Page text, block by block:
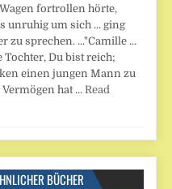
fortrollen hörte,
unruhig um sich ... ging
zu sprechen. ..."Camille ...
Tochter, Du bist reich;
einen jungen Mann zu
hat ... Read
BÜCHER